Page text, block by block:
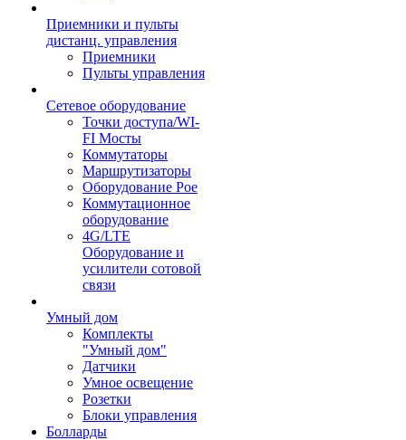
Приемники и пульты
дистанц. управления
Приемники
Пульты управления
Сетевое оборудование
Точки доступа/WI-
FI Мосты
Коммутаторы
Маршрутизаторы
Оборудование Poe
Коммутационное
оборудование
4G/LTE
Оборудование и
усилители сотовой
связи
Умный дом
Комплекты
"Умный дом"
Датчики
Умное освещение
Розетки
Блоки управления
Болларды